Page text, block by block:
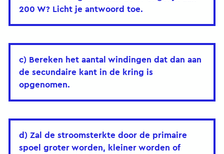
200 W? Licht je antwoord toe.
c) Bereken het aantal windingen dat dan aan
de secundaire kant in de kring is
opgenomen.
d) Zal de stroomsterkte door de primaire
spoel groter worden, kleiner worden of